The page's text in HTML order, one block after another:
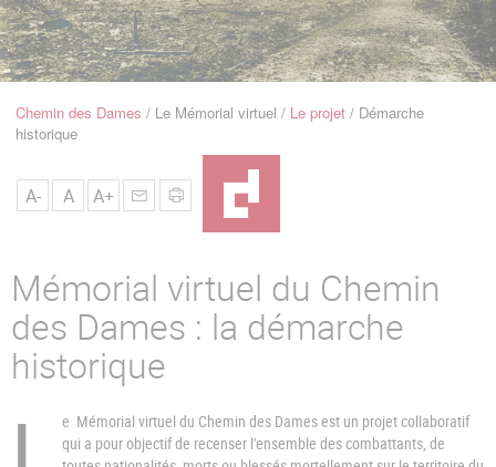
Navigation
Fil
Chemin des Dames Le Mémorial virtuel Le projet Démarche
historique
A- A A+
Mémorial virtuel du Chemin
des Dames : la démarche
historique
e Mémorial virtuel du Chemin des Dames est un projet collaboratif
qui a pour objectif de recenser l'ensemble des combattants, de